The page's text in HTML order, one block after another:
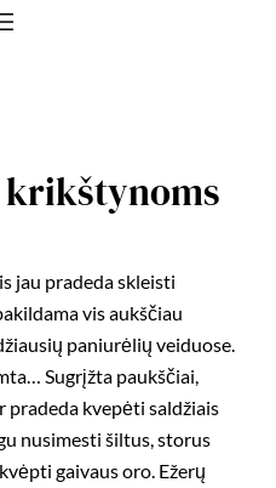
krikštynoms
jau pradeda skleisti
vis aukščiau
paniurėlių veiduose.
Sugrįžta paukščiai,
pradeda kvepėti saldžiais
nusimesti šiltus, storus
gaivaus oro. Ežerų